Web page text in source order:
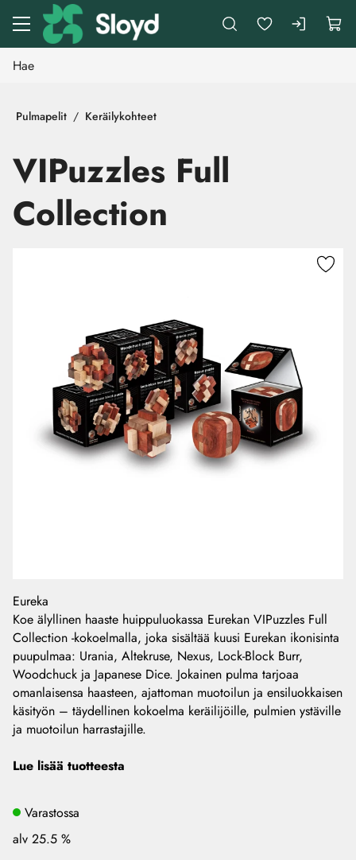
Siirry pääsisältöön
Pulmapelit Keräilykohteet
VIPuzzles Full
Collection
Eureka
Koe älyllinen haaste huippuluokassa Eurekan VIPuzzles Full
Collection -kokoelmalla, joka sisältää kuusi Eurekan ikonisinta
puupulmaa: Urania, Altekruse, Nexus, Lock-Block Burr,
Woodchuck ja Japanese Dice. Jokainen pulma tarjoaa
omanlaisensa haasteen, ajattoman muotoilun ja ensiluokkaisen
käsityön – täydellinen kokoelma keräilijöille, pulmien ystäville
ja muotoilun harrastajille.
Lue lisää tuotteesta
Varastossa
alv 25.5 %